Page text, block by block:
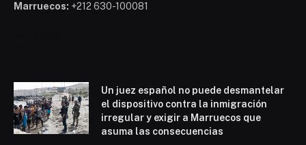
Marruecos: +212 630-100081
Un juez español no puede desmantelar
el dispositivo contra la inmigración
irregular y exigir a Marruecos que
asuma las consecuencias